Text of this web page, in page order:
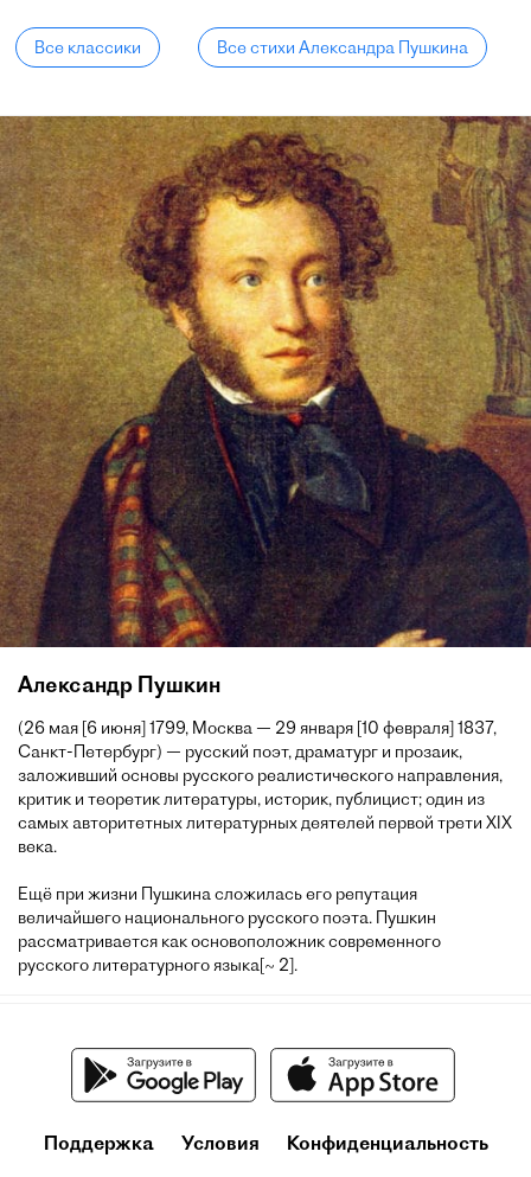
Все классики Все стихи Александра Пушкина
Александр Пушкин
(26 мая [6 июня] 1799, Москва — 29 января [10 февраля] 1837,
Санкт-Петербург) — русский поэт, драматург и прозаик,
заложивший основы русского реалистического направления,
критик и теоретик литературы, историк, публицист; один из
самых авторитетных литературных деятелей первой трети XIX
века.
Ещё при жизни Пушкина сложилась его репутация
величайшего национального русского поэта. Пушкин
рассматривается как основоположник современного
русского литературного языка[~ 2].
Поддержка Условия Конфиденциальность